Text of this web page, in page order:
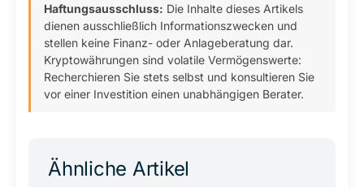
Haftungsausschluss: Die Inhalte dieses Artikels
dienen ausschließlich Informationszwecken und
stellen keine Finanz- oder Anlageberatung dar.
Kryptowährungen sind volatile Vermögenswerte:
Recherchieren Sie stets selbst und konsultieren Sie
vor einer Investition einen unabhängigen Berater.
Ähnliche Artikel